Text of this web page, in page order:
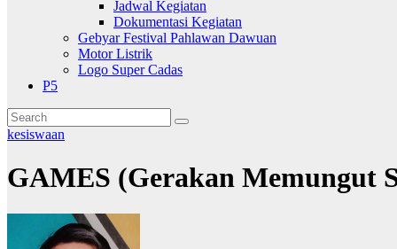
Jadwal Kegiatan
Dokumentasi Kegiatan
Gebyar Festival Pahlawan Dawuan
Motor Listrik
Logo Super Cadas
P5
kesiswaan
GAMES (Gerakan Memungut